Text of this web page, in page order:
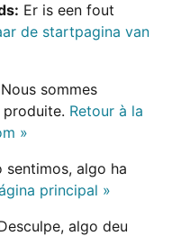
Er is een fout
de startpagina van
Nous sommes
produite. Retour à la
»
sentimos, algo ha
principal »
algo deu